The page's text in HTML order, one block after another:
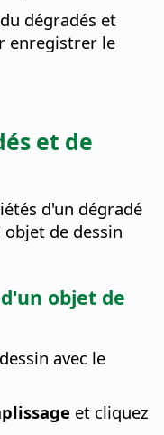
dégradés et
enregistrer le
et de
d'un dégradé
de dessin
objet de
avec le
et cliquez